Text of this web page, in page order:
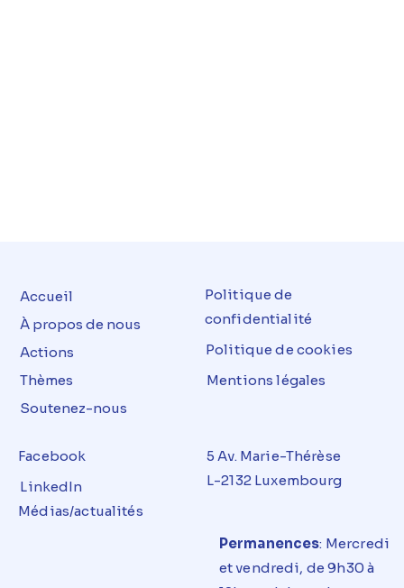
Accueil
À propos de nous
Actions
Thèmes
Soutenez-nous
Politique de
confidentialité
Politique de cookies
Mentions légales
Facebook
LinkedIn
Médias/actualités
5 Av. Marie-Thérèse
L-2132 Luxembourg
Permanences: Mercredi
etvendredi, de 9h30 à